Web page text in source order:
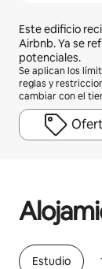
Este edificio
Airbnb. Ya se
potenciales.
Se aplican los
reglas y
cambiar con el
Estudio